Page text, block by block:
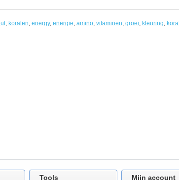
, koralen, energy, energie, amino, vitaminen, groei, kleuring, koral
Tools Mijn account